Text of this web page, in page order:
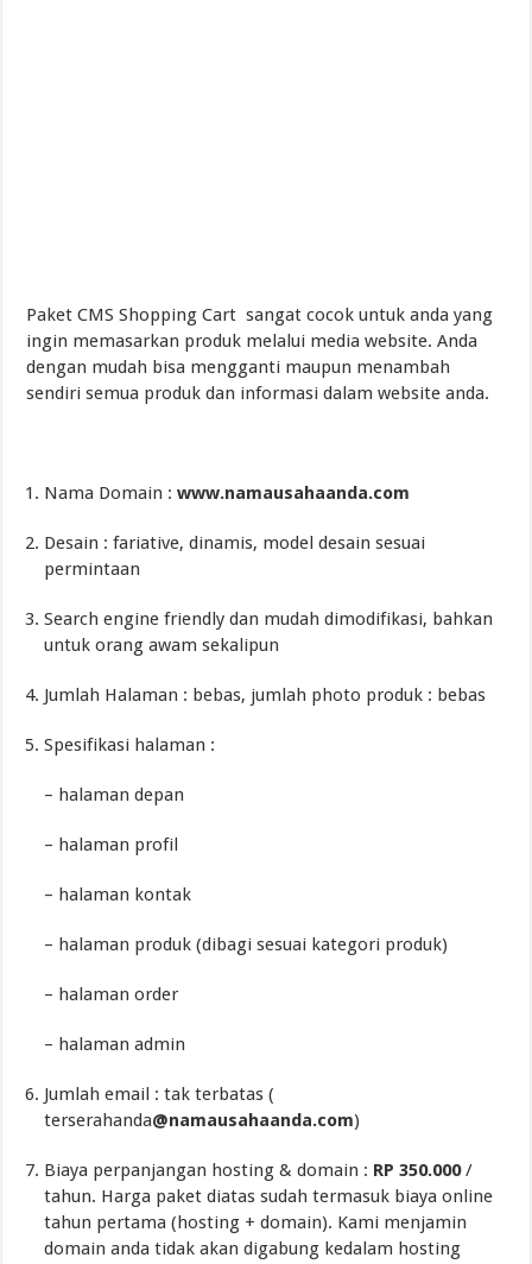
Paket CMS Shopping Cart sangat cocok untuk anda yang
ingin memasarkan produk melalui media website. Anda
dengan mudah bisa mengganti maupun menambah
sendiri semua produk dan informasi dalam website anda.
Nama Domain :www.namausahaanda.com
Desain : fariative, dinamis, model desain sesuai
permintaan
Search engine friendly dan mudah dimodifikasi, bahkan
untuk orang awam sekalipun
Jumlah Halaman : bebas, jumlah photo produk : bebas
Spesifikasi halaman :
– halaman depan
– halaman profil
– halaman kontak
– halaman produk (dibagi sesuai kategori produk)
– halaman order
– halaman admin
Jumlah email : tak terbatas (
terserahanda@namausahaanda.com)
Biaya perpanjangan hosting & domain : RP 350.000/
tahun. Harga paket diatas sudah termasuk biaya online
tahun pertama (hosting + domain). Kami menjamin
domain anda tidak akan digabung kedalam hosting